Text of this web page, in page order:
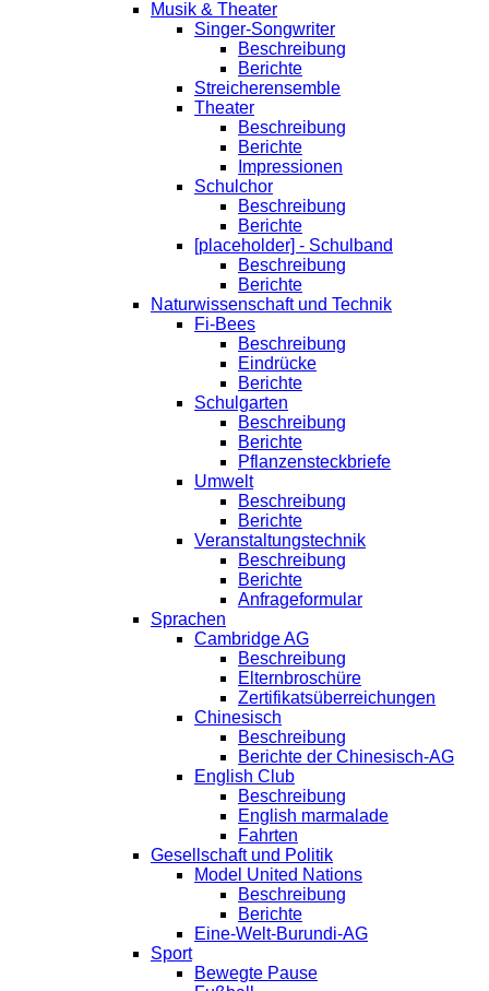
Musik & Theater
Singer-Songwriter
Beschreibung
Berichte
Streicherensemble
Theater
Beschreibung
Berichte
Impressionen
Schulchor
Beschreibung
Berichte
[placeholder] - Schulband
Beschreibung
Berichte
Naturwissenschaft und Technik
Fi-Bees
Beschreibung
Eindrücke
Berichte
Schulgarten
Beschreibung
Berichte
Pflanzensteckbriefe
Umwelt
Beschreibung
Berichte
Veranstaltungstechnik
Beschreibung
Berichte
Anfrageformular
Sprachen
Cambridge AG
Beschreibung
Elternbroschüre
Zertifikatsüberreichungen
Chinesisch
Beschreibung
Berichte der Chinesisch-AG
English Club
Beschreibung
English marmalade
Fahrten
Gesellschaft und Politik
Model United Nations
Beschreibung
Berichte
Eine-Welt-Burundi-AG
Sport
Bewegte Pause